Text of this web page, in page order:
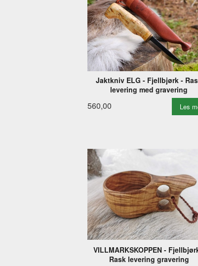
Jaktkniv ELG - Fjellbjørk -
levering med gravering
560,00 Les
VILLMARKSKOPPEN -
Rask levering gravering